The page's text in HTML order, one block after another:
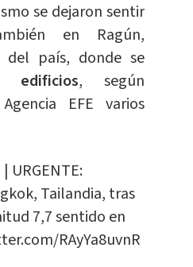
se dejaron sentir
en Ragún,
del país, donde se
edificios, según
EFE varios
| URGENTE:
Tailandia, tras
7,7 sentido en
RAyYa8uvnR